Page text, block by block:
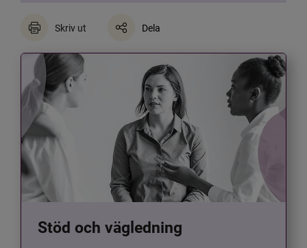
Skriv ut Dela
Stöd och vägledning